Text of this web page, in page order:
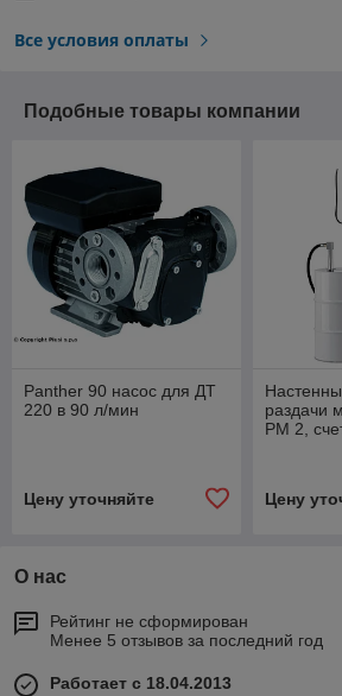
Все условия оплаты
Подобные товары компании
Panther 90 насос для ДТ
220 в 90 л/мин
Цену уточняйте
раздачи
PM 2,
Цену
О нас
Рейтинг не сформирован
Менее 5 отзывов за последний год
Работает с 18.04.2013